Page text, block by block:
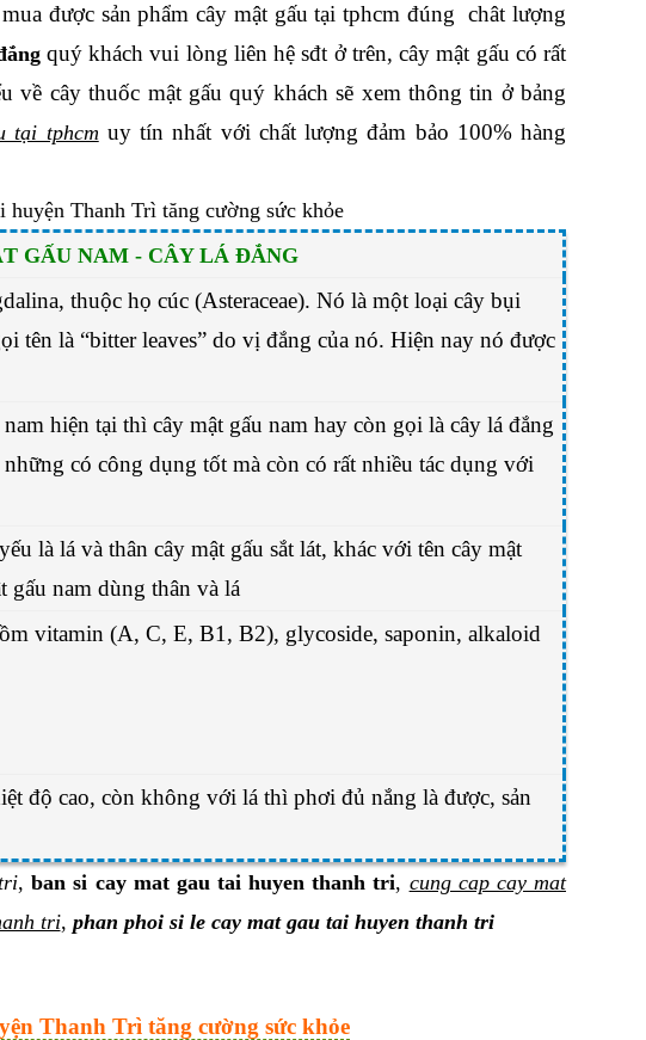
được sản phẩm cây mật gấu tại tphcm đúng chât lượng
quý khách vui lòng liên hệ sđt ở trên, cây mật gấu có rất
về cây thuốc mật gấu quý khách sẽ xem thông tin ở bảng
tại tphcm uy tín nhất với chất lượng đảm bảo 100% hàng
GẤU NAM - CÂY LÁ ĐẮNG
thuộc họ cúc (Asteraceae). Nó là một loại cây bụi
tên là “bitter leaves” do vị đắng của nó. Hiện nay nó được
hiện tại thì cây mật gấu nam hay còn gọi là cây lá đắng
có công dụng tốt mà còn có rất nhiều tác dụng với
là lá và thân cây mật gấu sắt lát, khác với tên cây mật
gấu nam dùng thân và lá
vitamin (A, C, E, B1, B2), glycoside, saponin, alkaloid
độ cao, còn không với lá thì phơi đủ nắng là được, sản
,ban si cay mat gau tai huyen thanh tri, cung cap cay mat
tri, phan phoi si le cay mat gau tai huyen thanh tri
Thanh Trì tăng cường sức khỏe